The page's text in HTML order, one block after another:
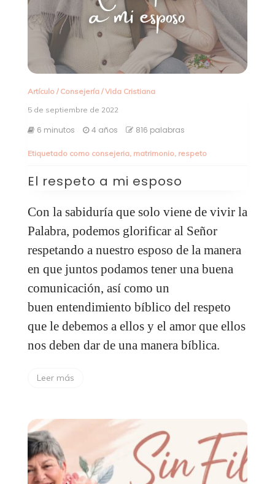
Artículo/ Consejería/Vida Cristiana
5 de septiembre de 2022
6 minutos 4 años 816 palabras
Etiquetado como consejeria, matrimonio, respeto
El respeto a mi esposo
Con la sabiduría que solo viene de vivir la
Palabra, podemos glorificar al Señor
respetando a nuestro esposo de la manera
en que juntos podamos tener una buena
comunicación, así como un
buen entendimiento bíblico del respeto
que le debemos a ellos y el amor que ellos
nos deben dar de una manera bíblica.
Leer más